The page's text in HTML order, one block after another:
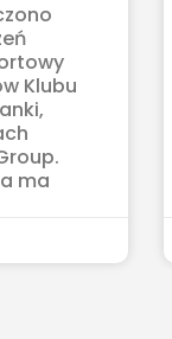
Klubu
ma